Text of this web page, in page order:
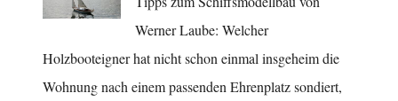
Werner Laube: Welcher
Holzbooteigner hat nicht schon einmal insgeheim die
Wohnung nach einem passenden Ehrenplatz sondiert,